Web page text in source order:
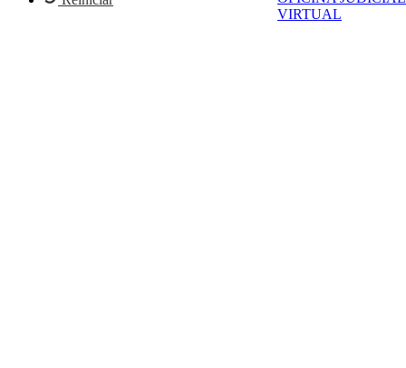
VIRTUAL